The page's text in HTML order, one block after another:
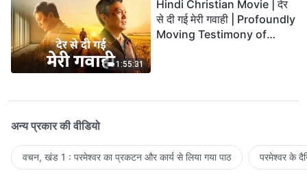
1:55:31
Hindi Christian Movie | देर
से दी गई मेरी गवाही | Profoundly
Moving Testimony of
अन्य प्रकार की वीडियो
वचन, खंड 1 : परमेश्वर का प्रकटन और कार्य से लिया गया पाठ परमेश्वर के